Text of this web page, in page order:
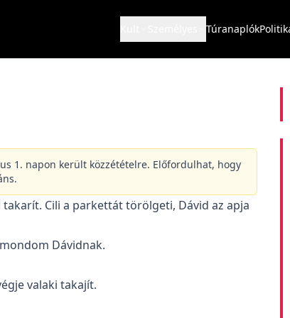
Túranaplók
1. napon került közzétételre. Előfordulhat, hogy
Cili a parkettát törölgeti, Dávid az apja
Dávidnak.
valaki takajít.